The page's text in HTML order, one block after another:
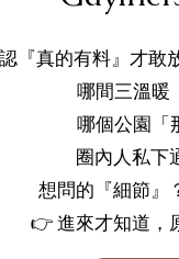
『真的有料』才敢
哪間三溫暖
哪個公園「
圈內人私下
想問的『細節』
👉 進來才知道，